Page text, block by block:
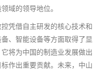
域的领导地位。
凭借自主研发的核心技术和
、智能设备等方面取得了显
将为中国的制造业发展做出
作出重要贡献。未来，中山